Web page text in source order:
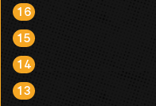
16
15
14
13